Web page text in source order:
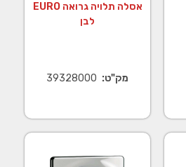
אסלה תלויה גרואה EURO
לבן
מק"ט: 39328000